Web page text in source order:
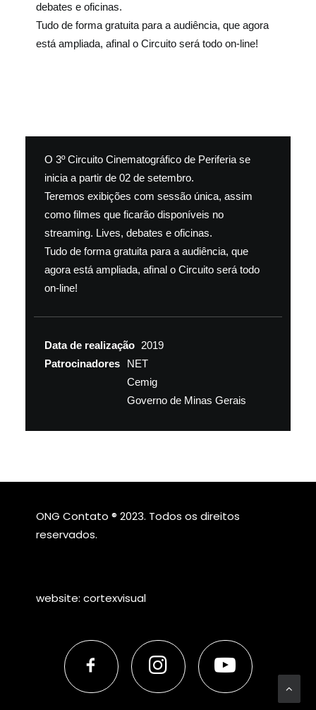
debates e oficinas.
Tudo de forma gratuita para a audiência, que agora
está ampliada, afinal o Circuito será todo on-line!
O 3º Circuito Cinematográfico de Periferia se
inicia a partir de 02 de setembro.
Teremos exibições com sessão única, assim
como filmes que ficarão disponíveis no
streaming. Lives, debates e oficinas.
Tudo de forma gratuita para a audiência, que
agora está ampliada, afinal o Circuito será todo
on-line!
Data de realização 2019
Patrocinadores
NET
Cemig
Governo de Minas Gerais
ONG Contato ® 2023. Todos os direitos
reservados.
website: cortexvisual